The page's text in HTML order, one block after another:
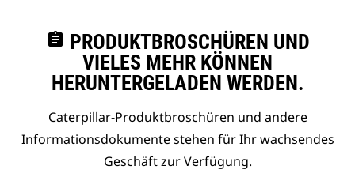
assignment PRODUKTBROSCHÜREN UND
VIELES MEHR KÖNNEN
HERUNTERGELADEN WERDEN.
Caterpillar-Produktbroschüren und andere
Informationsdokumente stehen für Ihr wachsendes
Geschäft zur Verfügung.